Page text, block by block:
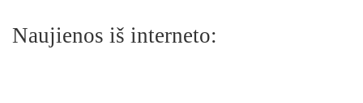
Naujienos iš interneto: